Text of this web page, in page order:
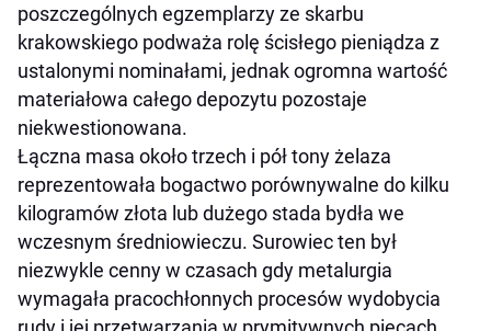
poszczególnych egzemplarzy ze skarbu
krakowskiego podważa rolę ścisłego pieniądza z
ustalonymi nominałami, jednak ogromna wartość
materiałowa całego depozytu pozostaje
niekwestionowana.
Łączna masa około trzech i pół tony żelaza
reprezentowała bogactwo porównywalne do kilku
kilogramów złota lub dużego stada bydła we
wczesnym średniowieczu. Surowiec ten był
niezwykle cenny w czasach gdy metalurgia
wymagała pracochłonnych procesów wydobycia